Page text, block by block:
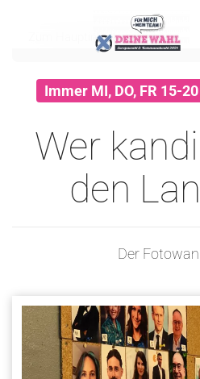
Zum Hauptinhalt springen
Immer MI, DO, FR 15-
Wer
den
Der